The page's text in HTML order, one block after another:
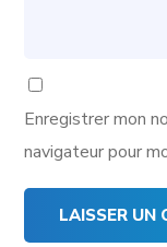
Enregistrer mon
navigateur pour